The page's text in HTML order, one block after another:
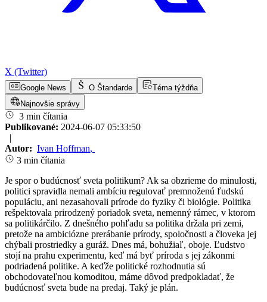
X (Twitter)
Google News O Štandarde
Téma týždňa
Najnovšie správy
3 min čítania
Publikované: 2024-06-07 05:33:50
|
Autor: Ivan Hoffman,
3 min čítania
Je spor o budúcnosť sveta politikum? Ak sa obzrieme do minulosti,
politici spravidla nemali ambíciu regulovať premnoženú ľudskú
populáciu, ani nezasahovali prírode do fyziky či biológie. Politika
rešpektovala prirodzený poriadok sveta, nemenný rámec, v ktorom
sa politikárčilo. Z dnešného pohľadu sa politika držala pri zemi,
pretože na ambiciózne prerábanie prírody, spoločnosti a človeka jej
chýbali prostriedky a guráž. Dnes má, bohužiaľ, oboje. Ľudstvo
stojí na prahu experimentu, keď má byť príroda s jej zákonmi
podriadená politike. A keďže politické rozhodnutia sú
obchodovateľnou komoditou, máme dôvod predpokladať, že
budúcnosť sveta bude na predaj. Taký je plán.